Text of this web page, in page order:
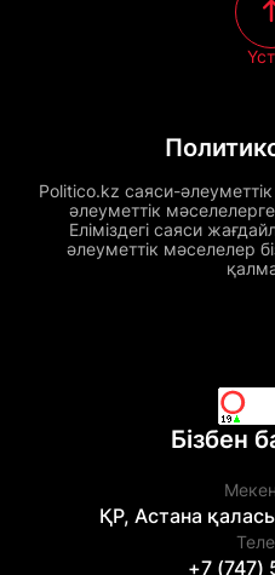
Politico.kz саяси-әлеуметтік
әлеуметтік
Еліміздегі саяси
әлеуметтік мәселелер
Бізбен
ҚР, Астана
+7 (747)